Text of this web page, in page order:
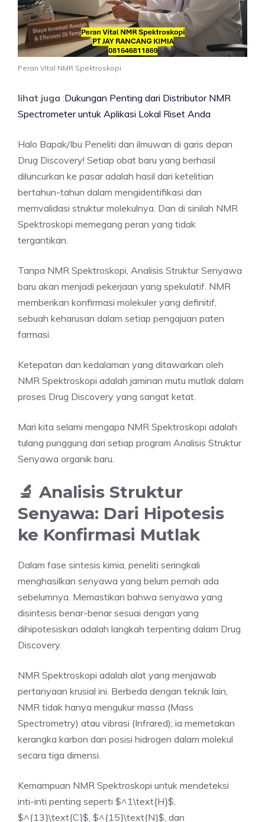
Peran Vital NMR Spektroskopi
lihat juga :Dukungan Penting dari Distributor NMR
Spectrometer untuk Aplikasi Lokal Riset Anda
Halo Bapak/Ibu Peneliti dan ilmuwan di garis depan
Drug Discovery! Setiap obat baru yang berhasil
diluncurkan ke pasar adalah hasil dari ketelitian
bertahun-tahun dalam mengidentifikasi dan
memvalidasi struktur molekulnya. Dan di sinilah NMR
Spektroskopi memegang peran yang tidak
tergantikan.
Tanpa NMR Spektroskopi, Analisis Struktur Senyawa
baru akan menjadi pekerjaan yang spekulatif. NMR
memberikan konfirmasi molekuler yang definitif,
sebuah keharusan dalam setiap pengajuan paten
farmasi.
Ketepatan dan kedalaman yang ditawarkan oleh
NMR Spektroskopi adalah jaminan mutu mutlak dalam
proses Drug Discovery yang sangat ketat.
Mari kita selami mengapa NMR Spektroskopi adalah
tulang punggung dari setiap program Analisis Struktur
Senyawa organik baru.
🔬 Analisis Struktur
Senyawa: Dari Hipotesis
ke Konfirmasi Mutlak
Dalam fase sintesis kimia, peneliti seringkali
menghasilkan senyawa yang belum pernah ada
sebelumnya. Memastikan bahwa senyawa yang
disintesis benar-benar sesuai dengan yang
dihipotesiskan adalah langkah terpenting dalam Drug
Discovery.
NMR Spektroskopi adalah alat yang menjawab
pertanyaan krusial ini. Berbeda dengan teknik lain,
NMR tidak hanya mengukur massa (Mass
Spectrometry) atau vibrasi (Infrared); ia memetakan
kerangka karbon dan posisi hidrogen dalam molekul
secara tiga dimensi.
Kemampuan NMR Spektroskopi untuk mendeteksi
inti-inti penting seperti $^1\text{H}$,
$^{13}\text{C}$, $^{15}\text{N}$, dan